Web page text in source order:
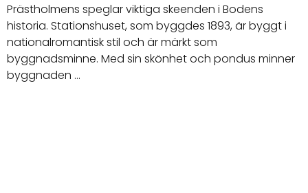
Prästholmens speglar viktiga skeenden i Bodens
historia. Stationshuset, som byggdes 1893, är byggt i
nationalromantisk stil och är märkt som
byggnadsminne. Med sin skönhet och pondus minner
byggnaden …